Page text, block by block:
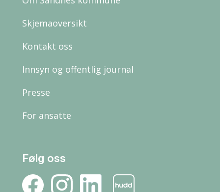
Skjemaoversikt
Kontakt oss
Innsyn og offentlig journal
Presse
For ansatte
Følg oss